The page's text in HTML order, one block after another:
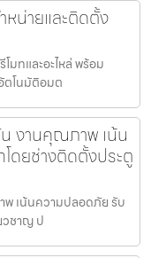
หน่ายและติดตั้ง
มทและอะไหล่ พร้อม
ตโนมัติอมต
งานคุณภาพ เน้น
ดยช่างติดตั้งประตู
พ เน้นความปลอดภัย รับ
วชาญ ป